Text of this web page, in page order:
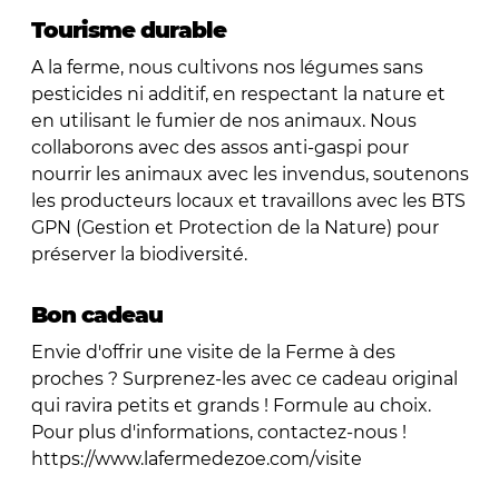
Tourisme durable
A la ferme, nous cultivons nos légumes sans
pesticides ni additif, en respectant la nature et
en utilisant le fumier de nos animaux. Nous
collaborons avec des assos anti-gaspi pour
nourrir les animaux avec les invendus, soutenons
les producteurs locaux et travaillons avec les BTS
GPN (Gestion et Protection de la Nature) pour
préserver la biodiversité.
Bon cadeau
Envie d'offrir une visite de la Ferme à des
proches ? Surprenez-les avec ce cadeau original
qui ravira petits et grands ! Formule au choix.
Pour plus d'informations, contactez-nous !
https://www.lafermedezoe.com/visite